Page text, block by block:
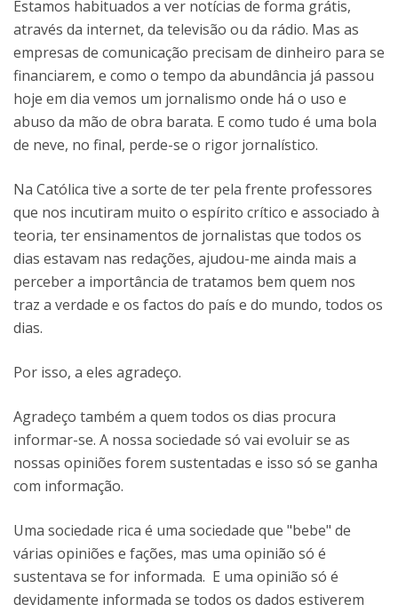
Estamos habituados a ver notícias de forma grátis,
através da internet, da televisão ou da rádio. Mas as
empresas de comunicação precisam de dinheiro para se
financiarem, e como o tempo da abundância já passou
hoje em dia vemos um jornalismo onde há o uso e
abuso da mão de obra barata. E como tudo é uma bola
de neve, no final, perde-se o rigor jornalístico.
Na Católica tive a sorte de ter pela frente professores
que nos incutiram muito o espírito crítico e associado à
teoria, ter ensinamentos de jornalistas que todos os
dias estavam nas redações, ajudou-me ainda mais a
perceber a importância de tratamos bem quem nos
traz a verdade e os factos do país e do mundo, todos os
dias.
Por isso, a eles agradeço.
Agradeço também a quem todos os dias procura
informar-se. A nossa sociedade só vai evoluir se as
nossas opiniões forem sustentadas e isso só se ganha
com informação.
Uma sociedade rica é uma sociedade que "bebe" de
várias opiniões e fações, mas uma opinião só é
sustentava se for informada. E uma opinião só é
devidamente informada se todos os dados estiverem